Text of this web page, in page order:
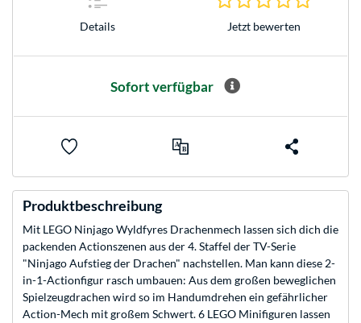
Details Jetzt bewerten
Sofort verfügbar
Produktbeschreibung
Mit LEGO Ninjago Wyldfyres Drachenmech lassen sich dich die
packenden Actionszenen aus der 4. Staffel der TV-Serie
"Ninjago Aufstieg der Drachen" nachstellen. Man kann diese 2-
in-1-Actionfigur rasch umbauen: Aus dem großen beweglichen
Spielzeugdrachen wird so im Handumdrehen ein gefährlicher
Action-Mech mit großem Schwert. 6 LEGO Minifiguren lassen